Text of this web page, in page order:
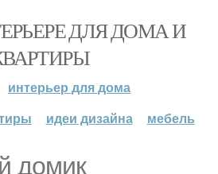
ДЛЯ ДОМА И
интерьер для дома
идеи дизайна мебель
домик